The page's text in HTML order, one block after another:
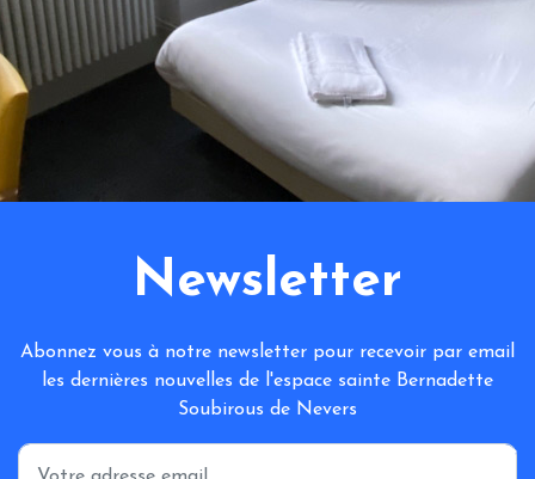
Newsletter
Abonnez vous à notre newsletter pour recevoir par email
les dernières nouvelles de l'espace sainte Bernadette
Soubirous de Nevers
*